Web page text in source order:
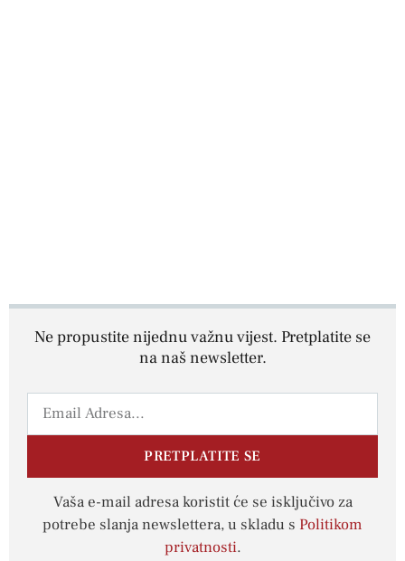
Ne propustite nijednu važnu vijest. Pretplatite se
na naš newsletter.
PRETPLATITE SE
Vaša e-mail adresa koristit će se isključivo za
potrebe slanja newslettera, u skladu s Politikom
privatnosti.